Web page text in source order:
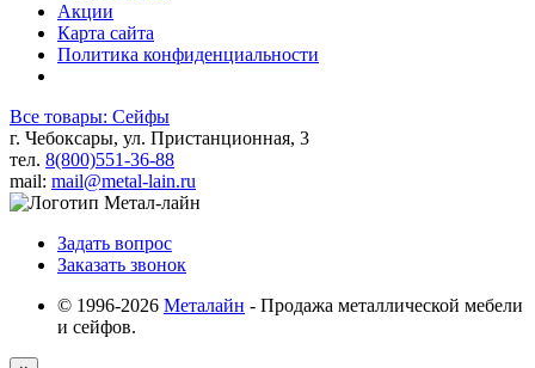
Акции
Карта сайта
Политика конфиденциальности
Все товары: Сейфы
г. Чебоксары, ул. Пристанционная, 3
тел. 8(800)551-36-88
mail: mail@metal-lain.ru
Задать вопрос
Заказать звонок
© 1996-2026 Металайн - Продажа металлической мебели
и сейфов.